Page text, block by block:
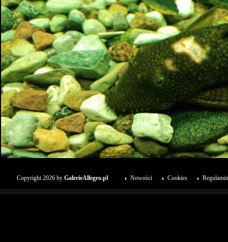
Copyright 2026 by GalerieAllegro.pl Regulamin
Cookies
Nowości